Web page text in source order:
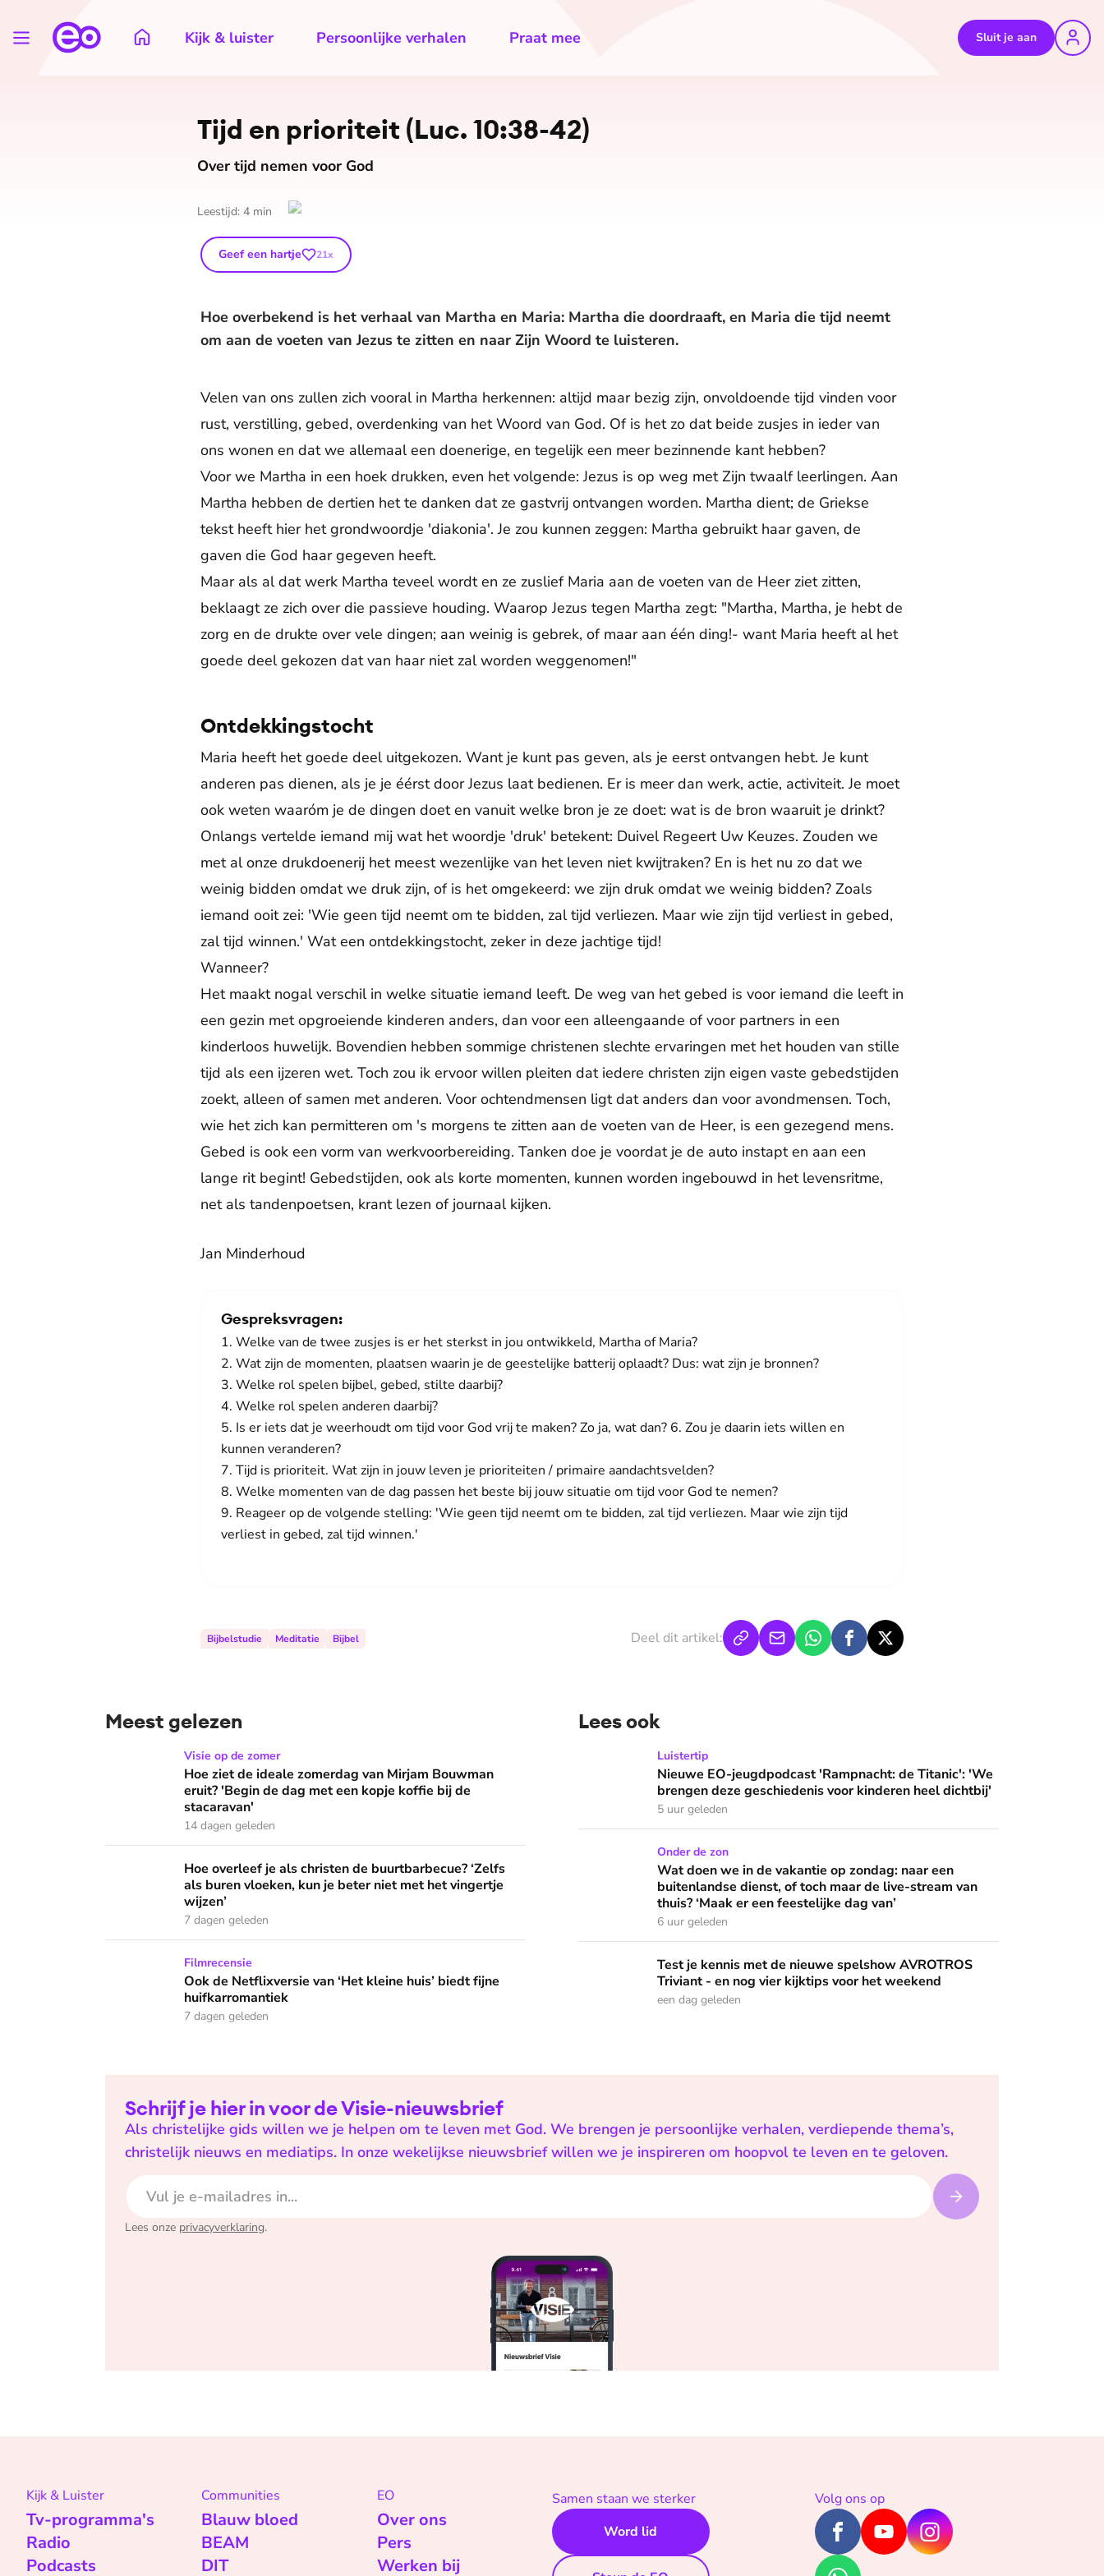
Kijk & luister Persoonlijke verhalen Praat mee Sluit je aan
Tijd en prioriteit (Luc. 10:38-42)
Over tijd nemen voor God
Leestijd: 4 min
Geef een hartje 21x
Hoe overbekend is het verhaal van Martha en Maria: Martha die doordraaft, en Maria die tijd neemt
om aan de voeten van Jezus te zitten en naar Zijn Woord te luisteren.
Velen van ons zullen zich vooral in Martha herkennen: altijd maar bezig zijn, onvoldoende tijd vinden voor
rust, verstilling, gebed, overdenking van het Woord van God. Of is het zo dat beide zusjes in ieder van
ons wonen en dat we allemaal een doenerige, en tegelijk een meer bezinnende kant hebben?
Voor we Martha in een hoek drukken, even het volgende: Jezus is op weg met Zijn twaalf leerlingen. Aan
Martha hebben de dertien het te danken dat ze gastvrij ontvangen worden. Martha dient; de Griekse
tekst heeft hier het grondwoordje 'diakonia'. Je zou kunnen zeggen: Martha gebruikt haar gaven, de
gaven die God haar gegeven heeft.
Maar als al dat werk Martha teveel wordt en ze zuslief Maria aan de voeten van de Heer ziet zitten,
beklaagt ze zich over die passieve houding. Waarop Jezus tegen Martha zegt: "Martha, Martha, je hebt de
zorg en de drukte over vele dingen; aan weinig is gebrek, of maar aan één ding!- want Maria heeft al het
goede deel gekozen dat van haar niet zal worden weggenomen!"
Ontdekkingstocht
Maria heeft het goede deel uitgekozen. Want je kunt pas geven, als je eerst ontvangen hebt. Je kunt
anderen pas dienen, als je je éérst door Jezus laat bedienen. Er is meer dan werk, actie, activiteit. Je moet
ook weten waaróm je de dingen doet en vanuit welke bron je ze doet: wat is de bron waaruit je drinkt?
Onlangs vertelde iemand mij wat het woordje 'druk' betekent: Duivel Regeert Uw Keuzes. Zouden we
met al onze drukdoenerij het meest wezenlijke van het leven niet kwijtraken? En is het nu zo dat we
weinig bidden omdat we druk zijn, of is het omgekeerd: we zijn druk omdat we weinig bidden? Zoals
iemand ooit zei: 'Wie geen tijd neemt om te bidden, zal tijd verliezen. Maar wie zijn tijd verliest in gebed,
zal tijd winnen.' Wat een ontdekkingstocht, zeker in deze jachtige tijd!
Wanneer?
Het maakt nogal verschil in welke situatie iemand leeft. De weg van het gebed is voor iemand die leeft in
een gezin met opgroeiende kinderen anders, dan voor een alleengaande of voor partners in een
kinderloos huwelijk. Bovendien hebben sommige christenen slechte ervaringen met het houden van stille
tijd als een ijzeren wet. Toch zou ik ervoor willen pleiten dat iedere christen zijn eigen vaste gebedstijden
zoekt, alleen of samen met anderen. Voor ochtendmensen ligt dat anders dan voor avondmensen. Toch,
wie het zich kan permitteren om 's morgens te zitten aan de voeten van de Heer, is een gezegend mens.
Gebed is ook een vorm van werkvoorbereiding. Tanken doe je voordat je de auto instapt en aan een
lange rit begint! Gebedstijden, ook als korte momenten, kunnen worden ingebouwd in het levensritme,
net als tandenpoetsen, krant lezen of journaal kijken.
Jan Minderhoud
Gespreksvragen:
1. Welke van de twee zusjes is er het sterkst in jou ontwikkeld, Martha of Maria?
2. Wat zijn de momenten, plaatsen waarin je de geestelijke batterij oplaadt? Dus: wat zijn je bronnen?
3. Welke rol spelen bijbel, gebed, stilte daarbij?
4. Welke rol spelen anderen daarbij?
5. Is er iets dat je weerhoudt om tijd voor God vrij te maken? Zo ja, wat dan? 6. Zou je daarin iets willen en
kunnen veranderen?
7. Tijd is prioriteit. Wat zijn in jouw leven je prioriteiten / primaire aandachtsvelden?
8. Welke momenten van de dag passen het beste bij jouw situatie om tijd voor God te nemen?
9. Reageer op de volgende stelling: 'Wie geen tijd neemt om te bidden, zal tijd verliezen. Maar wie zijn tijd
verliest in gebed, zal tijd winnen.'
Bijbelstudie Meditatie Bijbel Deel dit artikel:
Meest gelezen
Hoe ziet de ideale zomerdag van Mirjam Bouwman eruit? 'Begin de dag met een kopje koffie bij de stacaravan'
Visie op de zomer
Hoe ziet de ideale zomerdag van Mirjam Bouwman
eruit? 'Begin de dag met een kopje koffie bij de
stacaravan'
14 dagen geleden
Hoe overleef je als christen de buurtbarbecue? ‘Zelfs als buren vloeken, kun je beter niet met het vingertje wijzen’
Hoe overleef je als christen de buurtbarbecue? ‘Zelfs
als buren vloeken, kun je beter niet met het vingertje
wijzen’
7 dagen geleden
Ook de Netflixversie van ‘Het kleine huis’ biedt fijne huifkarromantiek
Filmrecensie
Ook de Netflixversie van ‘Het kleine huis’ biedt fijne
huifkarromantiek
7 dagen geleden
Lees ook
Nieuwe EO-jeugdpodcast 'Rampnacht: de Titanic': 'We brengen deze geschiedenis voor
Luistertip
Nieuwe EO-jeugdpodcast 'Rampnacht: de Titanic': 'We
brengen deze geschiedenis voor kinderen heel dichtbij'
5 uur geleden
Wat doen we in de vakantie op zondag: naar een buitenlandse dienst, of toch maar de
Onder de zon
Wat doen we in de vakantie op zondag: naar een
buitenlandse dienst, of toch maar de live-stream van
thuis? ‘Maak er een feestelijke dag van’
6 uur geleden
Test je kennis met de nieuwe spelshow AVROTROS Triviant - en nog vier kijktips voor
Test je kennis met de nieuwe spelshow AVROTROS
Triviant - en nog vier kijktips voor het weekend
een dag geleden
Schrijf je hier in voor de Visie-nieuwsbrief
Als christelijke gids willen we je helpen om te leven met God. We brengen je persoonlijke verhalen, verdiepende thema’s,
christelijk nieuws en mediatips. In onze wekelijkse nieuwsbrief willen we je inspireren om hoopvol te leven en te geloven.
Lees onze privacyverklaring.
Kijk & Luister
Tv-programma's
Radio
Podcasts
Communities
Blauw bloed
BEAM
DIT
EO
Over ons
Pers
Werken bij
Samen staan we sterker
Word lid
Volg ons op